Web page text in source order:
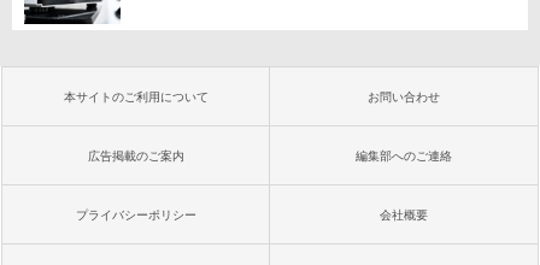
本サイトのご利用について お問い合わせ
広告掲載のご案内 編集部へのご連絡
プライバシーポリシー 会社概要